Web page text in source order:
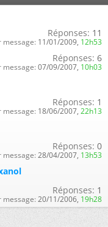
Réponses: 11
message: 11/01/2009, 12h53
Réponses: 6
message: 07/09/2007, 10h03
Réponses: 1
message: 18/06/2007, 22h13
Réponses: 0
message: 28/04/2007, 13h53
Réponses: 1
message: 20/11/2006, 19h28